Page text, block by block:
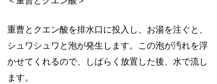
重曹とクエン酸を排水口に投入し、お湯を注ぐと、
シュワシュワと泡が発生します。この泡が汚れを浮
かせてくれるので、しばらく放置した後、水で流し
ます。